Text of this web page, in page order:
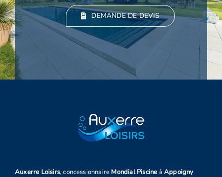
DEMANDE DE DEVIS
Auxerre Loisirs, concessionnaire Mondial Piscine à Appoigny